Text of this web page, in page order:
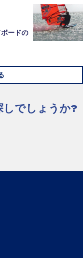
ードの
しでしょうか?